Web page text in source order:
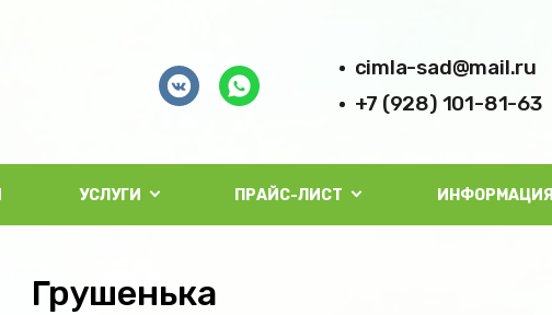
cimla-sad@mail.ru
+7 (928) 101-81-63
УСЛУГИ ПРАЙС-ЛИСТ ИНФОРМАЦИЯ
Грушенька